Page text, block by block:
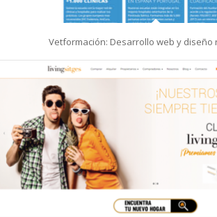
Vetformación: Desarrollo web y diseño